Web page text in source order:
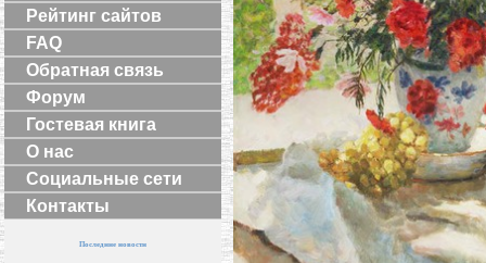
Рейтинг сайтов
FAQ
Обратная связь
Форум
Гостевая книга
О нас
Социальные сети
Контакты
Последние новости